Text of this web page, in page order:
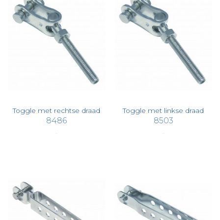
Toggle met rechtse draad
8486
Toggle met linkse draad
8503